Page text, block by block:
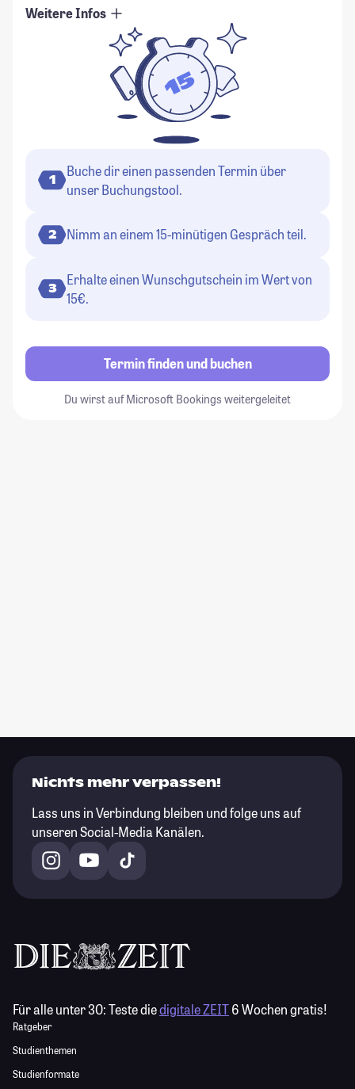
Weitere Infos
1
Buche dir einen passenden Termin über
unser Buchungstool.
2 Nimm an einem 15-minütigen Gespräch teil.
3
Erhalte einen Wunschgutschein im Wert von
15€.
Termin finden und buchen
Du wirst auf Microsoft Bookings weitergeleitet
Nichts mehr verpassen!
Lass uns in Verbindung bleiben und folge uns auf
unseren Social-Media Kanälen.
Für alle unter 30:Teste diedigitale ZEIT6 Wochen gratis!
Ratgeber
Studienthemen
Studienformate